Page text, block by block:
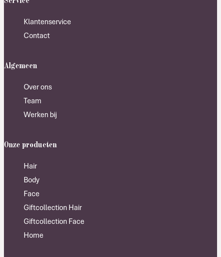
Klantenservice
Contact
Algemeen
Over ons
Team
Werken bij
Onze producten
Hair
Body
Face
Giftcollection Hair
Giftcollection Face
Home